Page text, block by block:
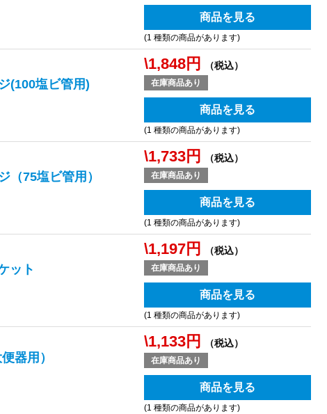
商品を見る
(1 種類の商品があります)
(100塩ビ管用)
\1,848円 （税込）
在庫商品あり
商品を見る
(1 種類の商品があります)
（75塩ビ管用）
\1,733円 （税込）
在庫商品あり
商品を見る
(1 種類の商品があります)
ット
\1,197円 （税込）
在庫商品あり
商品を見る
(1 種類の商品があります)
器用）
\1,133円 （税込）
在庫商品あり
商品を見る
(1 種類の商品があります)